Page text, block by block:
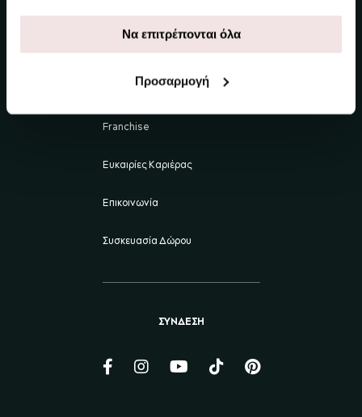
Να επιτρέπονται όλα
Προσαρμογή
Ποιοί είμαστε
Καταστήματα
Franchise
Ευκαιρίες Καριέρας
Επικοινωνία
Συσκευασία Δώρου
ΣΥΝΔΕΣΗ